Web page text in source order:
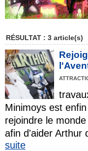
RÉSULTAT : 3 article(s)
Minimoys est
rejoindre le
afin d'aider Arthur
suite